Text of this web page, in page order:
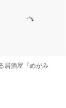
居酒屋『めがみ